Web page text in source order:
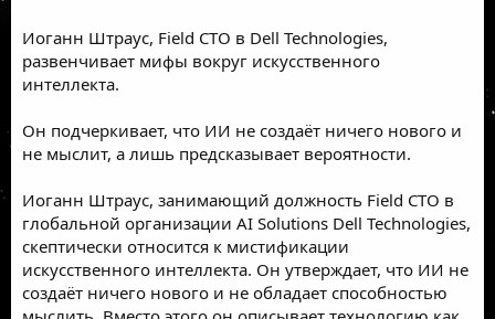
Иоганн Штраус, Field CTO в Dell Technologies,
развенчивает мифы вокруг искусственного
интеллекта.
Он подчеркивает, что ИИ не создаёт ничего нового и
не мыслит, а лишь предсказывает вероятности.
Иоганн Штраус, занимающий должность Field CTO в
глобальной организации AI Solutions Dell Technologies,
скептически относится к мистификации
искусственного интеллекта. Он утверждает, что ИИ не
создаёт ничего нового и не обладает способностью